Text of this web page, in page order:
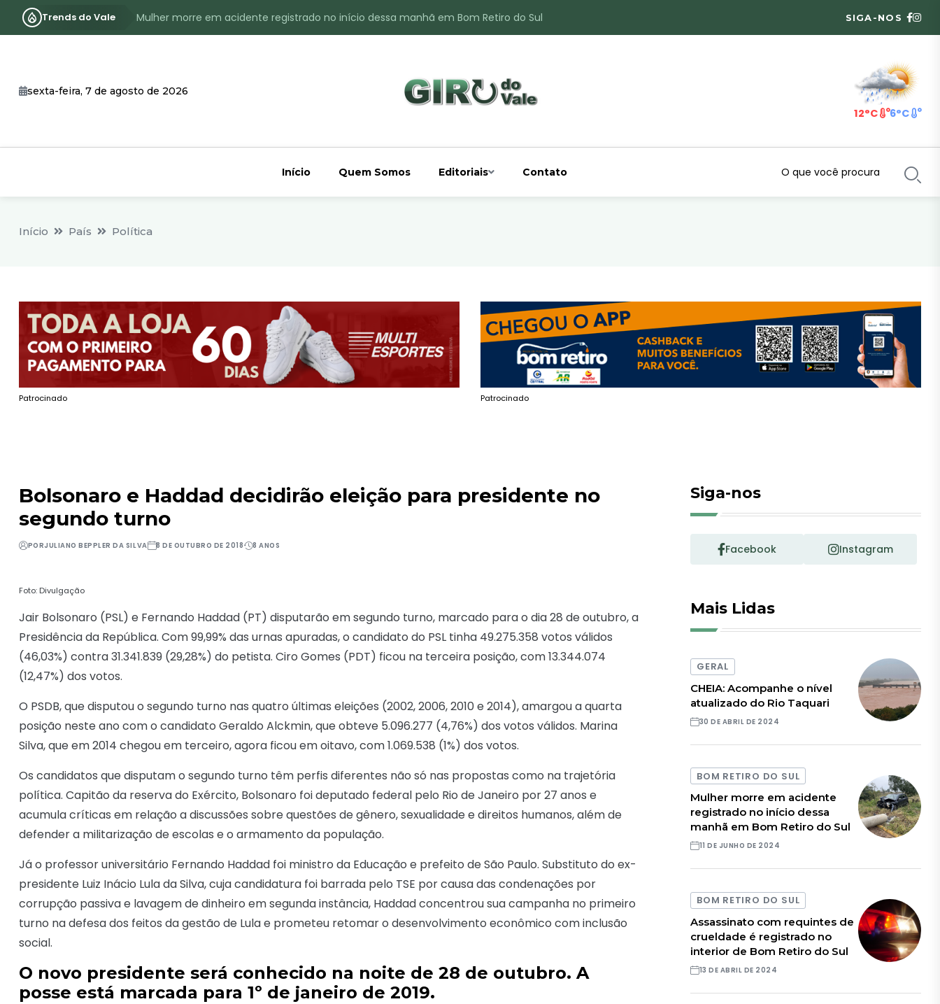
Trends do Vale
Mulher morre em acidente registrado no início dessa manhã em Bom Retiro do Sul
Identificado o jovem assassinado no interior de Bom Retiro do Sul
SIGA-NOS
sexta-feira, 7 de agosto de 2026
12°C 6°C
Início Quem Somos Editoriais Contato
Início País Política
Patrocinado Patrocinado
Bolsonaro e Haddad decidirão eleição para presidente no
segundo turno
PORJULIANO BEPPLER DA SILVA 8 DE OUTUBRO DE 2018 8 ANOS
Foto: Divulgação
Jair Bolsonaro (PSL) e Fernando Haddad (PT) disputarão em segundo turno, marcado para o dia 28 de outubro, a
Presidência da República. Com 99,99% das urnas apuradas, o candidato do PSL tinha 49.275.358 votos válidos
(46,03%) contra 31.341.839 (29,28%) do petista. Ciro Gomes (PDT) ficou na terceira posição, com 13.344.074
(12,47%) dos votos.
O PSDB, que disputou o segundo turno nas quatro últimas eleições (2002, 2006, 2010 e 2014), amargou a quarta
posição neste ano com o candidato Geraldo Alckmin, que obteve 5.096.277 (4,76%) dos votos válidos. Marina
Silva, que em 2014 chegou em terceiro, agora ficou em oitavo, com 1.069.538 (1%) dos votos.
Os candidatos que disputam o segundo turno têm perfis diferentes não só nas propostas como na trajetória
política. Capitão da reserva do Exército, Bolsonaro foi deputado federal pelo Rio de Janeiro por 27 anos e
acumula críticas em relação a discussões sobre questões de gênero, sexualidade e direitos humanos, além de
defender a militarização de escolas e o armamento da população.
Já o professor universitário Fernando Haddad foi ministro da Educação e prefeito de São Paulo. Substituto do ex-
presidente Luiz Inácio Lula da Silva, cuja candidatura foi barrada pelo TSE por causa das condenações por
corrupção passiva e lavagem de dinheiro em segunda instância, Haddad concentrou sua campanha no primeiro
turno na defesa dos feitos da gestão de Lula e prometeu retomar o desenvolvimento econômico com inclusão
social.
O novo presidente será conhecido na noite de 28 de outubro. A
posse está marcada para 1º de janeiro de 2019.
Siga-nos
Facebook Instagram
Mais Lidas
GERAL
CHEIA: Acompanhe o nível
atualizado do Rio Taquari
30 DE ABRIL DE 2024
BOM RETIRO DO SUL
Mulher morre em acidente
registrado no início dessa
manhã em Bom Retiro do Sul
11 DE JUNHO DE 2024
BOM RETIRO DO SUL
Assassinato com requintes de
crueldade é registrado no
interior de Bom Retiro do Sul
13 DE ABRIL DE 2024